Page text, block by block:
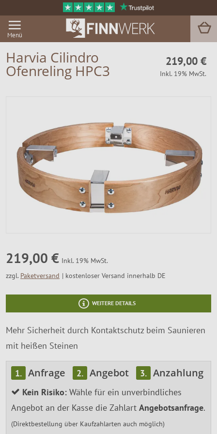
Menü
Grill & BBQ
Garten & Outdoor
Zu Hause
Service
Magazin
Harvia Cilindro
Ofenreling HPC3
219,00 €
Inkl. 19% MwSt.
219,00 € Inkl. 19% MwSt.
zzgl. Paketversand kostenloser Versand innerhalb DE
WEITERE DETAILS
Mehr Sicherheit durch Kontaktschutz beim Saunieren
mit heißen Steinen
1. Anfrage 2. Angebot 3. Anzahlung
Kein Risiko: Wähle für ein unverbindliches
Angebot an der Kasse die Zahlart Angebotsanfrage.
(Direktbestellung über Kaufzahlarten auch möglich)